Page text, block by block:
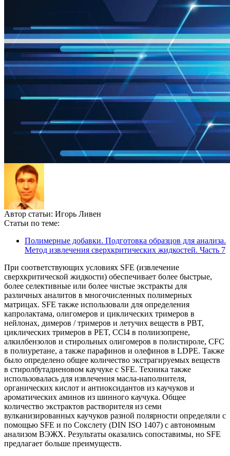
Автор статьи: Игорь Ливен
Статьи по теме:
Полимерные добавки. Подготовка образцов для анализа.
Метод извлечения сверхкритических жидкостей. Часть 7
При соответствующих условиях SFE (извлечение
сверхкритической жидкости) обеспечивает более быстрые,
более селективные или более чистые экстракты для
различных аналитов в многочисленных полимерных
матрицах. SFE также использовали для определения
капролактама, олигомеров и циклических тримеров в
нейлонах, димеров / тримеров и летучих веществ в PBT,
циклических тримеров в PET, CCl4 в полиизопрене,
алкилбензолов и стирольных олигомеров в полистироле, CFC
в полиуретане, а также парафинов и олефинов в LDPE. Также
было определено общее количество экстрагируемых веществ
в стиролбутадиеновом каучуке с SFE. Техника также
использовалась для извлечения масла-наполнителя,
органических кислот и антиоксидантов из каучуков и
ароматических аминов из шинного каучука. Общее
количество экстрактов растворителя из семи
вулканизированных каучуков разной полярности определяли с
помощью SFE и по Сокслету (DIN ISO 1407) с автономным
анализом ВЭЖХ. Результаты оказались сопоставимы, но SFE
предлагает больше преимуществ.